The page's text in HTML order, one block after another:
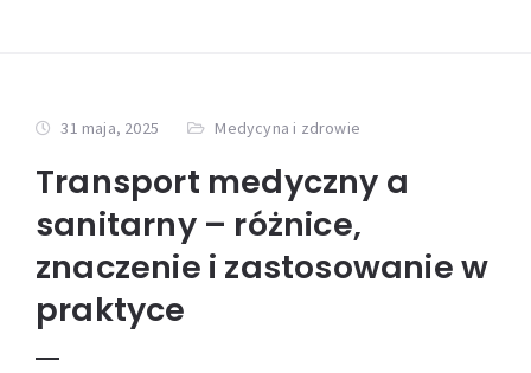
31 maja, 2025 Medycyna i zdrowie
Transport medyczny a
sanitarny – różnice,
znaczenie i zastosowanie w
praktyce